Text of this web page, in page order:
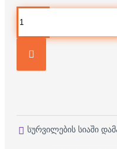
სურვილების სიაში